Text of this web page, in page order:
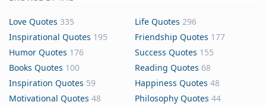
Love Quotes 335 Life Quotes 296
Inspirational Quotes 195 Friendship Quotes 177
Humor Quotes 176 Success Quotes 155
Books Quotes 100 Reading Quotes 68
Inspiration Quotes 59 Happiness Quotes 48
Motivational Quotes 48 Philosophy Quotes 44